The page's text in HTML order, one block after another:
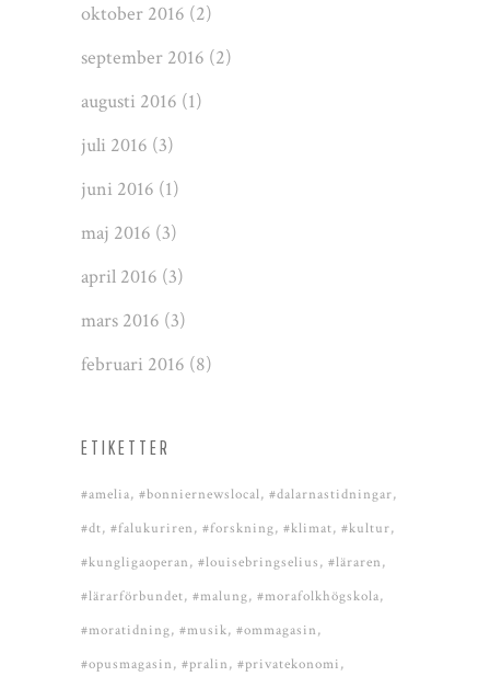
oktober 2016 (2)
september 2016 (2)
augusti 2016 (1)
juli 2016 (3)
juni 2016 (1)
maj 2016 (3)
april 2016 (3)
mars 2016 (3)
februari 2016 (8)
ETIKETTER
#amelia #bonniernewslocal #dalarnastidningar
#dt #falukuriren #forskning #klimat #kultur
#kungligaoperan #louisebringselius #läraren
#lärarförbundet #malung #morafolkhögskola
#moratidning #musik #ommagasin
#opusmagasin #pralin #privatekonomi